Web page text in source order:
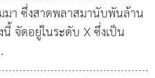
า ซึ่งสาดพลาสมานับพันล้าน
จัดอยู่ในระดับ X ซึ่งเป็น